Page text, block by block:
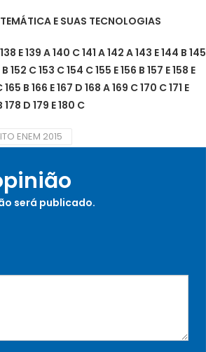
E SUAS TECNOLOGIAS
E 139 A 140 C 141 A 142 A 143 E 144 B 145
152 C 153 C 154 C 155 E 156 B 157 E 158 E
B 166 E 167 D 168 A 169 C 170 C 171 E
178 D 179 E 180 C
ENEM 2015
será publicado.